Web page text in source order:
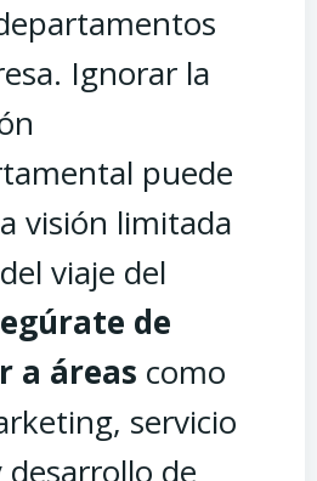
Ignorar la
puede
visión limitada
viaje del
de
a áreas como
servicio
de